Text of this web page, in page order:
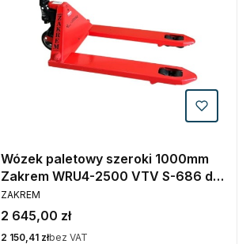
Wózek paletowy szeroki 1000mm
Zakrem WRU4-2500 VTV S-686 do
skrzyniopalet
PRODUCENT
ZAKREM
Cena
2 645,00 zł
Cena
2 150,41 złbez VAT